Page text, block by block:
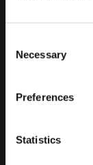
Selection
Necessary
Preferences
Statistics